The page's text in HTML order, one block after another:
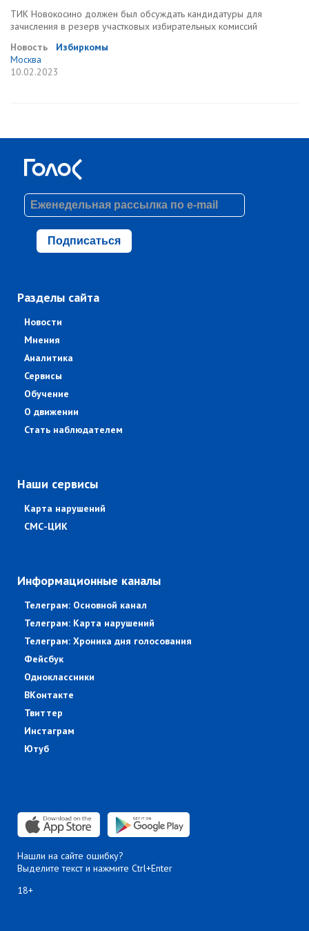
ТИК Новокосино должен был обсуждать кандидатуры для
зачисления в резерв участковых избирательных комиссий
Новость
Избиркомы
Москва
10.02.2023
Подписаться
Разделы сайта
Новости
Мнения
Аналитика
Сервисы
Обучение
О движении
Стать наблюдателем
Наши сервисы
Карта нарушений
СМС-ЦИК
Информационные каналы
Телеграм: Основной канал
Телеграм: Карта нарушений
Телеграм: Хроника дня голосования
Фейсбук
Одноклассники
ВКонтакте
Твиттер
Инстаграм
Ютуб
Нашли на сайте ошибку?
Выделите текст и нажмите Ctrl+Enter
18+